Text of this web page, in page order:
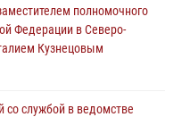
полномочного
Федерации в Северо-
Кузнецовым
со службой в ведомстве